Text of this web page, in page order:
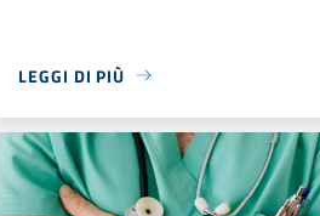
LEGGI DI PIÙ